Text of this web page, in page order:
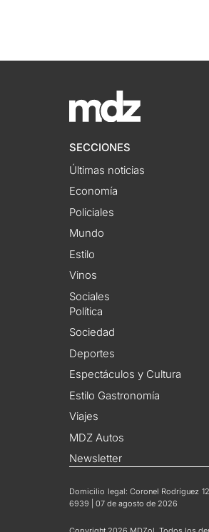
SECCIONES
Últimas noticias
Economía
Policiales
Mundo
Estilo
Vinos
Sociales
Política
Sociedad
Deportes
Espectáculos y Cultura
Estilo Gastronomía
Viajes
MDZ Autos
Newsletter
Domicilio legal: Coronel Rodríguez
6939 | 07 de agosto de 2026